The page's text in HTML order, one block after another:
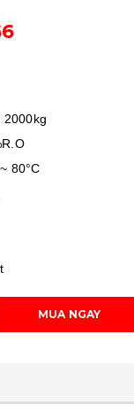
2000kg
80°C
MUA NGAY